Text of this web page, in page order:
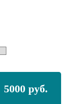
5000 руб.